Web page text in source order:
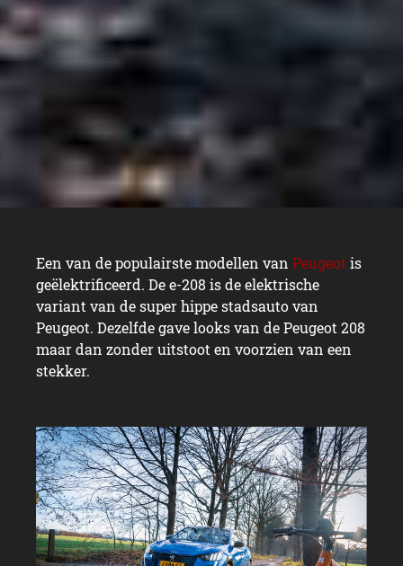
Een van de populairste modellen van Peugeot is
geëlektrificeerd. De e-208 is de elektrische
variant van de super hippe stadsauto van
Peugeot. Dezelfde gave looks van de Peugeot 208
maar dan zonder uitstoot en voorzien van een
stekker.